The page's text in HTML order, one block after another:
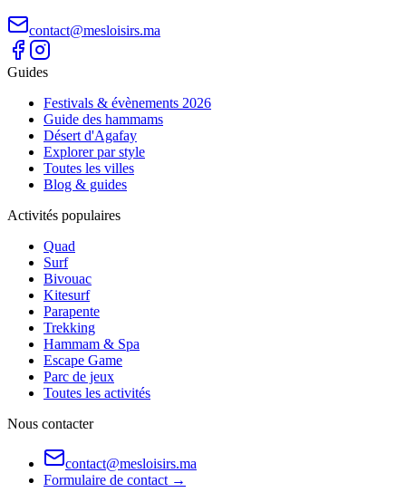
contact@mesloisirs.ma
Guides
Festivals & évènements 2026
Guide des hammams
Désert d'Agafay
Explorer par style
Toutes les villes
Blog & guides
Activités populaires
Quad
Surf
Bivouac
Kitesurf
Parapente
Trekking
Hammam & Spa
Escape Game
Parc de jeux
Toutes les activités
Nous contacter
contact@mesloisirs.ma
Formulaire de contact →